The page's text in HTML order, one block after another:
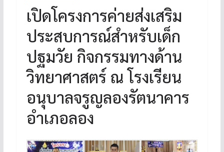
เปิดโครงการค่ายส่งเสริม
ประสบการณ์สำหรับเด็ก
ปฐมวัย กิจกรรมทางด้าน
วิทยาศาสตร์ ณ โรงเรียน
อนุบาลจรูญลองรัตนาคาร
อำเภอลอง